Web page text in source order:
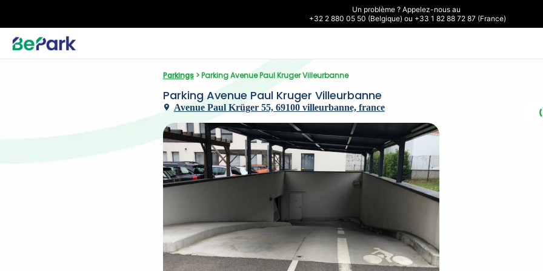
Un problème ? Appelez-nous au
+32 2 880 05 50 (Belgique) ou +33 1 82 88 72 87 (France)
Parkings > Parking Avenue Paul Kruger Villeurbanne
Parking Avenue Paul Kruger Villeurbanne
Avenue Paul Krüger 55, 69100 villeurbanne, france